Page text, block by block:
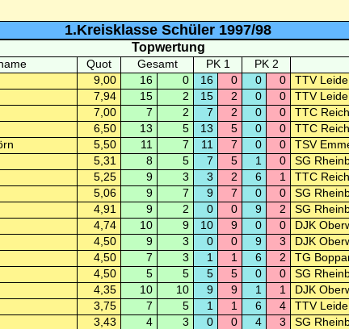
1.Kreisklasse Schüler 1997/98
Topwertung
Quot Gesamt PK 1 PK 2
9,00 16 0 16 0 0 0
TTV
7,94 15 2 15 2 0 0
TTV
7,00 7 2 7 2 0 0
TTC Reich
6,50 13 5 13 5 0 0
TTC Reich
5,50 11 7 11 7 0 0
TSV
5,31 8 5 7 5 1 0
SG
5,25 9 3 3 2 6 1
TTC Reich
5,06 9 7 9 7 0 0
SG
4,91 9 2 0 0 9 2
SG
4,74 10 9 10 9 0 0
DJK
4,50 9 3 0 0 9 3
DJK
4,50 7 3 1 1 6 2
TG
4,50 5 5 5 5 0 0
SG
4,35 10 10 9 9 1 1
DJK
3,75 7 5 1 1 6 4
TTV
3,43 4 3 0 0 4 3
SG